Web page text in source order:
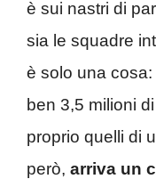
è sui nastri di
sia le squadre
è solo una
ben 3,5 milioni
proprio quelli di
però, arriva un